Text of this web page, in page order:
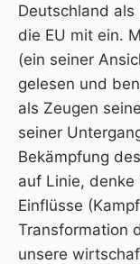
Deutschland
die EU mit ein.
(ein seiner
gelesen und
als Zeugen
seiner
Bekämpfung
auf Linie, denke
Einflüsse
Transformation
unsere